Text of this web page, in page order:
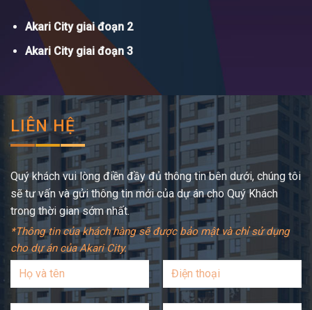
Akari City giai đoạn 2
Akari City giai đoạn 3
LIÊN HỆ
Quý khách vui lòng điền đầy đủ thông tin bên dưới, chúng tôi
sẽ tư vấn và gửi thông tin mới của dự án cho Quý Khách
trong thời gian sớm nhất.
*Thông tin của khách hàng sẽ được bảo mật và chỉ sử dụng
cho dự án của Akari City.